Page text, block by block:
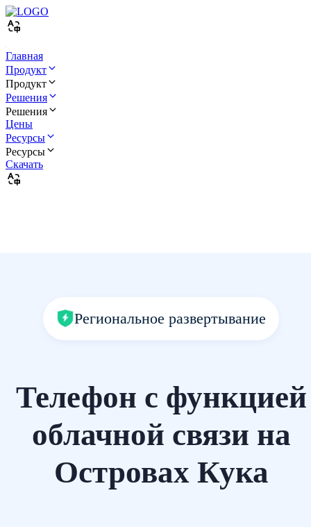
Главная
Продукт
Продукт
Решения
Решения
Цены
Ресурсы
Ресурсы
Скачать
Региональное развертывание
Телефон с функцией
облачной связи на
Островах Кука